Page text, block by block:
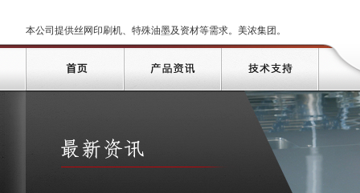
本公司提供丝网印刷机、特殊油墨及资材等需求。美浓集团。